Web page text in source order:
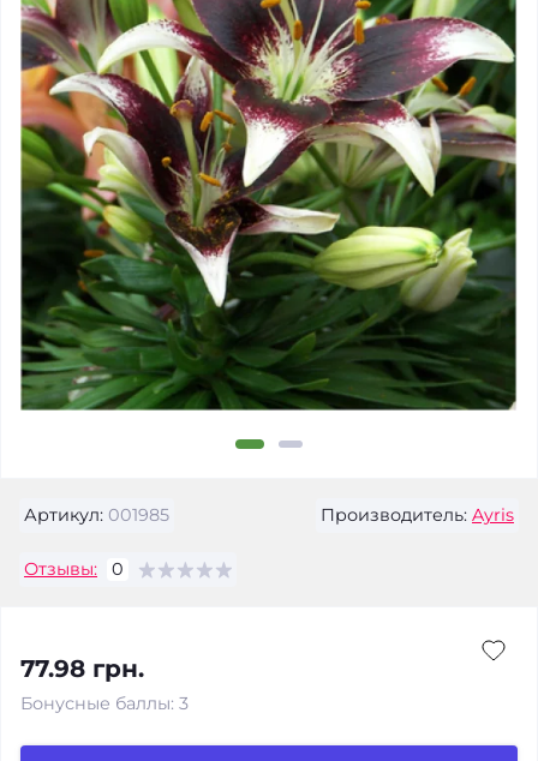
Артикул: 001985 Производитель: Ayris
Отзывы: 0
77.98 грн.
Бонусные баллы: 3